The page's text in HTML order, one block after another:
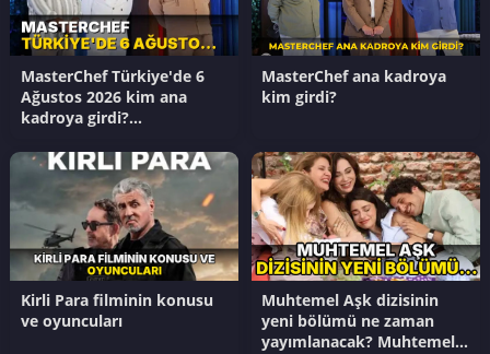
MasterChef Türkiye'de 6
Ağustos 2026 kim ana
kadroya girdi?
kazandı?
MasterChef ana kadroya
kim girdi?
Kirli Para filminin konusu
ve oyuncuları
Muhtemel Aşk dizisinin
yeni bölümü ne zaman
yayımlanacak? Muhtemel